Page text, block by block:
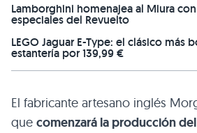
Lamborghini homenajea al Miura
especiales del Revuelto
LEGO Jaguar E-Type: el clásico más
estantería por 139,99 €
El fabricante artesano inglés
que comenzará la producción